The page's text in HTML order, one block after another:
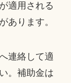
適用される
あります。
連絡して適
。補助金は